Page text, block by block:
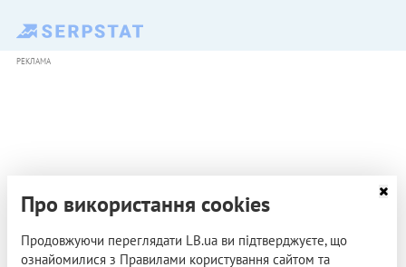
РЕКЛАМА
Про використання cookies
Продовжуючи переглядати LB.ua ви підтверджуєте, що
ознайомилися з Правилами користування сайтом та